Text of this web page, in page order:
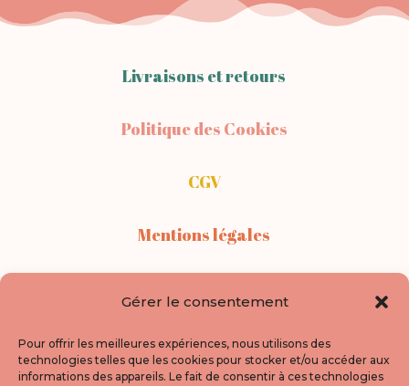
Gérer le consentement
Pour offrir les meilleures expériences, nous utilisons des
technologies telles que les cookies pour stocker et/ou accéder aux
informations des appareils. Le fait de consentir à ces technologies
Livraisons et retours
Politique des Cookies
CGV
Mentions légales
Points de vente